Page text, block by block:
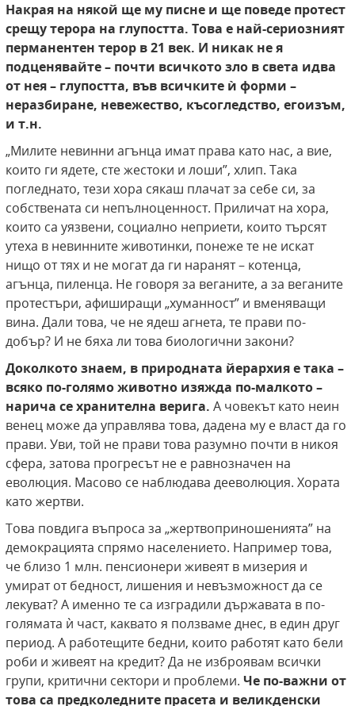
Накрая на някой ще му писне и ще поведе протест
срещу терора на глупостта. Това е най-сериозният
перманентен терор в 21 век. И никак не я
подценявайте – почти всичкото зло в света идва
от нея – глупостта, във всичките ѝ форми –
неразбиране, невежество, късогледство, егоизъм,
и т.н.
„Милите невинни агънца имат права като нас, а вие,
които ги ядете, сте жестоки и лоши”, хлип. Така
погледнато, тези хора сякаш плачат за себе си, за
собствената си непълноценност. Приличат на хора,
които са уязвени, социално неприети, които търсят
утеха в невинните животинки, понеже те не искат
нищо от тях и не могат да ги наранят – котенца,
агънца, пиленца. Не говоря за веганите, а за веганите
протестъри, афиширащи „хуманност” и вменяващи
вина. Дали това, че не ядеш агнета, те прави по-
добър? И не бяха ли това биологични закони?
Доколкото знаем, в природната йерархия е така –
всяко по-голямо животно изяжда по-малкото –
нарича се хранителна верига. А човекът като неин
венец може да управлява това, дадена му е власт да го
прави. Уви, той не прави това разумно почти в никоя
сфера, затова прогресът не е равнозначен на
еволюция. Масово се наблюдава дееволюция. Хората
като жертви.
Това повдига въпроса за „жертвоприношенията” на
демокрацията спрямо населението. Например това,
че близо 1 млн. пенсионери живеят в мизерия и
умират от бедност, лишения и невъзможност да се
лекуват? А именно те са изградили държавата в по-
голямата ѝ част, каквато я ползваме днес, в един друг
период. А работещите бедни, които работят като бели
роби и живеят на кредит? Да не изброявам всички
групи, критични сектори и проблеми. Че по-важни от
това са предколедните прасета и великденски